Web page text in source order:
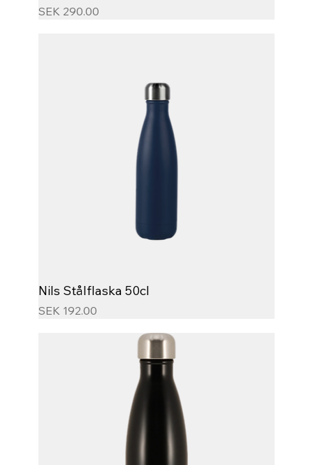
Price
SEK 290.00
Nils Stålflaska 50cl
Price
SEK 192.00